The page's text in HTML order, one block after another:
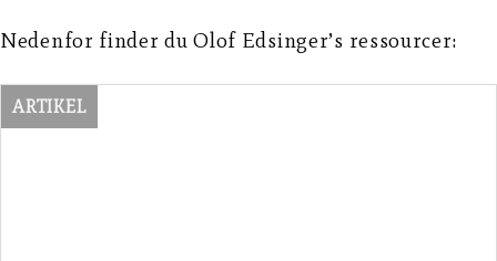
Nedenfor finder du Olof Edsinger’s ressourcer:
ARTIKEL